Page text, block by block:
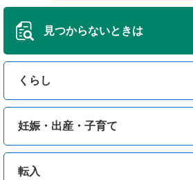
見つからないときは
くらし
妊娠・出産・子育て
転入